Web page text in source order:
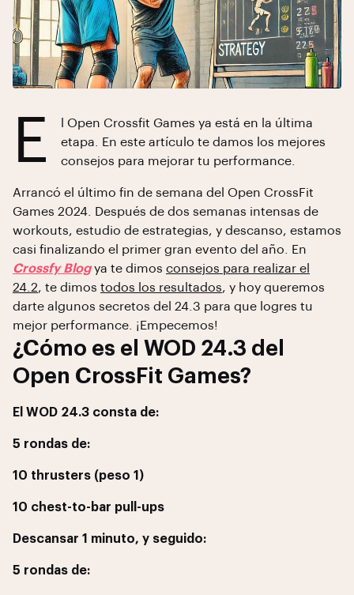
E
l Open Crossfit Games ya está en la última
etapa. En este artículo te damos los mejores
consejos para mejorar tu performance.
Arrancó el último fin de semana del Open CrossFit
Games 2024. Después de dos semanas intensas de
workouts, estudio de estrategias, y descanso, estamos
casi finalizando el primer gran evento del año. En
Crossfy Blogya te dimos consejos para realizar el
24.2, te dimos todos los resultados, y hoy queremos
darte algunos secretos del 24.3 para que logres tu
mejor performance. ¡Empecemos!
¿Cómo es el WOD 24.3 del
Open CrossFit Games?
El WOD 24.3 consta de:
5 rondas de:
10 thrusters (peso 1)
10 chest-to-bar pull-ups
Descansar 1 minuto, y seguido:
5 rondas de: